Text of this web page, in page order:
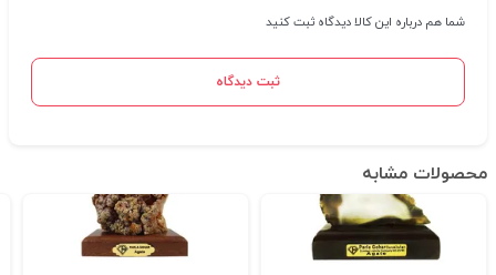
شما هم درباره این کالا دیدگاه ثبت کنید
ثبت دیدگاه
محصولات مشابه